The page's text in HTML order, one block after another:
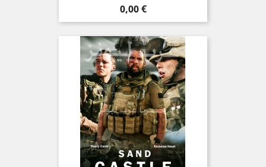
Prix
0,00 €